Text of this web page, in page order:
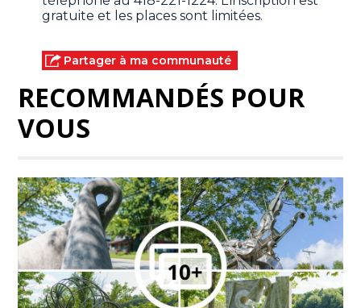
gratuite et les places sont limitées.
Partager à ma communauté
RECOMMANDÉS POUR
VOUS